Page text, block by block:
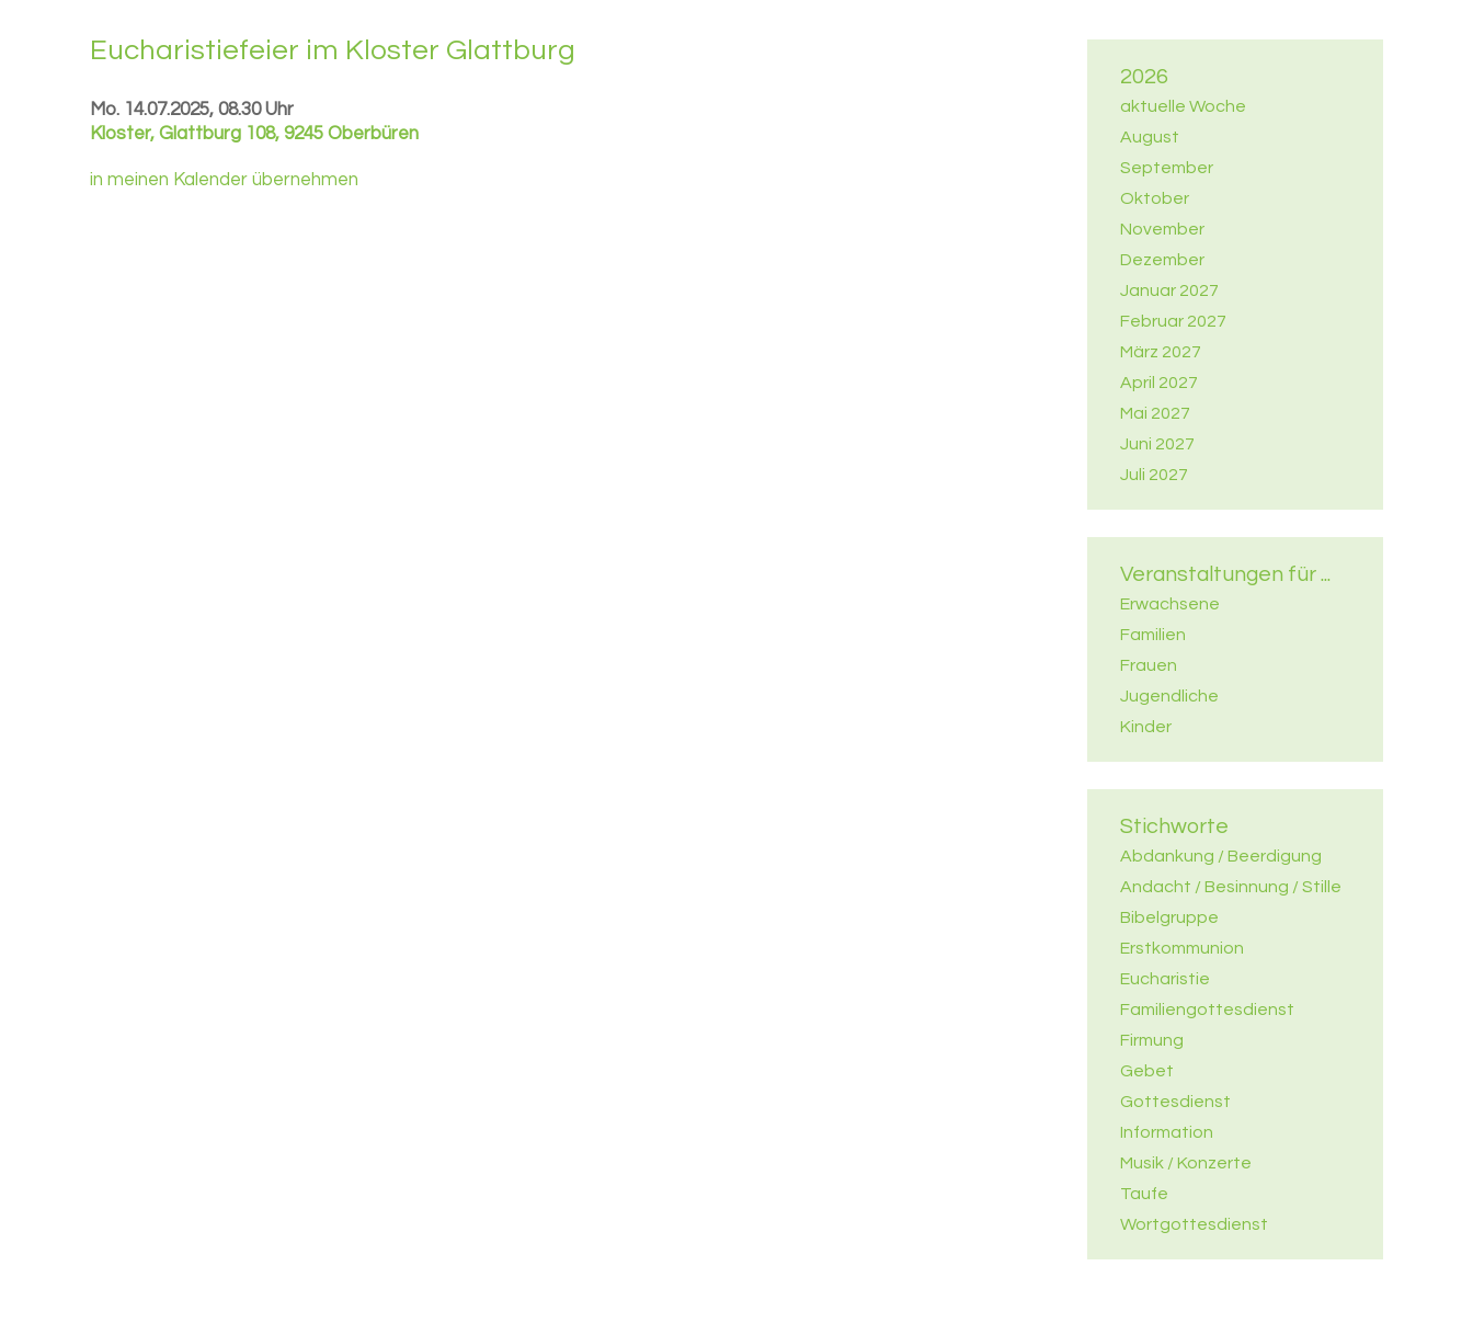
2026
aktuelle Woche
August
September
Oktober
November
Dezember
Januar 2027
Februar 2027
März 2027
April 2027
Mai 2027
Juni 2027
Juli 2027
Veranstaltungen für ...
Erwachsene
Familien
Frauen
Jugendliche
Kinder
Stichworte
Abdankung / Beerdigung
Andacht / Besinnung / Stille
Bibelgruppe
Erstkommunion
Eucharistie
Familiengottesdienst
Firmung
Gebet
Gottesdienst
Information
Musik / Konzerte
Taufe
Wortgottesdienst
Eu­cha­ris­tie­fei­er im Klos­ter Glatt­burg
Mo. 14.07.2025, 08.30 Uhr
Kloster, Glattburg 108, 9245 Oberbüren
in meinen Kalender übernehmen